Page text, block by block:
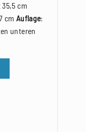
cm
cm Auflage:
unteren